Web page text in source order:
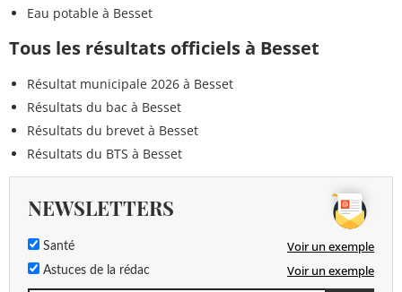
Eau potable à Besset
Tous les résultats officiels à Besset
Résultat municipale 2026 à Besset
Résultats du bac à Besset
Résultats du brevet à Besset
Résultats du BTS à Besset
NEWSLETTERS
Santé Voir un exemple
Astuces de la rédac Voir un exemple